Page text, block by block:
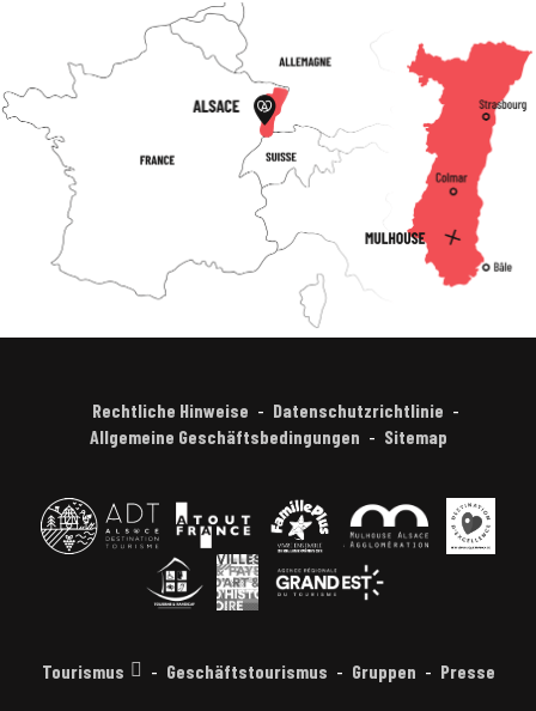
Rechtliche Hinweise
Datenschutzrichtlinie
Allgemeine Geschäftsbedingungen
Sitemap
Tourismus Geschäftstourismus Gruppen Presse